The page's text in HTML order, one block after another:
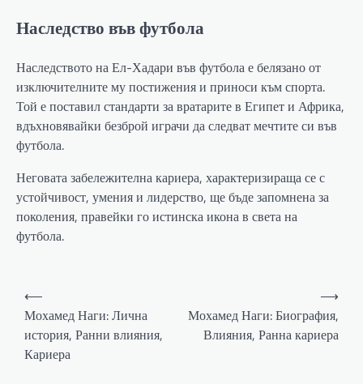
Наследство във футбола
Наследството на Ел-Хадари във футбола е белязано от
изключителните му постижения и приноси към спорта.
Той е поставил стандарти за вратарите в Египет и Африка,
вдъхновявайки безброй играчи да следват мечтите си във
футбола.
Неговата забележителна кариера, характеризираща се с
устойчивост, умения и лидерство, ще бъде запомнена за
поколения, правейки го истинска икона в света на
футбола.
Post
navigation
⟵
Мохамед Наги: Лична
история, Ранни влияния,
Кариера
Мохамед Наги: Биография,
Влияния, Ранна кариера
⟶